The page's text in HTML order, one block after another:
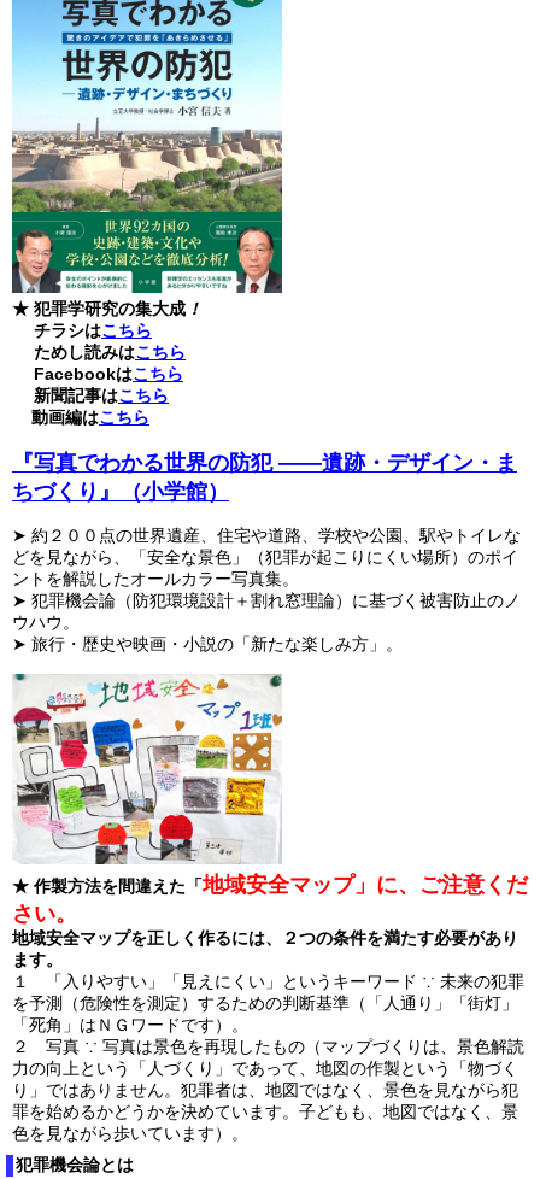
★ 犯罪学研究の集大成 ！
チラシはこちら
ためし読みはこちら
Facebookはこちら
新聞記事はこちら
動画編はこちら
『写真でわかる世界の防犯 ――遺跡・デザイン・ま
ちづくり』（小学館）
➤ 約２００点の世界遺産、住宅や道路、学校や公園、駅やトイレな
どを見ながら、「安全な景色」（犯罪が起こりにくい場所）のポイ
ントを解説したオールカラー写真集。
➤ 犯罪機会論（防犯環境設計＋割れ窓理論）に基づく被害防止のノ
ウハウ。
➤ 旅行・歴史や映画・小説の「新たな楽しみ方」。
★ 作製方法を間違えた「地域安全マップ」に、ご注意くだ
さい。
地域安全マップを正しく作るには、２つの条件を満たす必要があり
ます。
１ 「入りやすい」「見えにくい」というキーワード ∵ 未来の犯罪
を予測（危険性を測定）するための判断基準（「人通り」「街灯」
「死角」はＮＧワードです）。
２ 写真 ∵ 写真は景色を再現したもの（マップづくりは、景色解読
力の向上という「人づくり」であって、地図の作製という「物づく
り」ではありません。犯罪者は、地図ではなく、景色を見ながら犯
罪を始めるかどうかを決めています。子どもも、地図ではなく、景
色を見ながら歩いています）。
犯罪機会論とは